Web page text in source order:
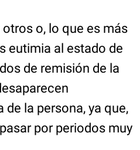
o, lo que es más
eutimia al estado de
de remisión de la
la persona, ya que,
por periodos muy